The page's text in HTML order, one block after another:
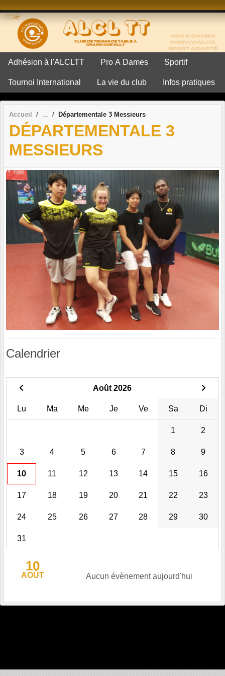
Adhésion à l'ALCLTT Pro A Dames Sportif
Tournoi International La vie du club Infos pratiques
Accueil Départementale 3 Messieurs
DÉPARTEMENTALE 3
MESSIEURS
Calendrier
Août 2026
Lu Ma Me Je Ve Sa Di
1 2
3 4 5 6 7 8 9
10 11 12 13 14 15 16
17 18 19 20 21 22 23
24 25 26 27 28 29 30
31
10
AOÛT Aucun évènement aujourd'hui